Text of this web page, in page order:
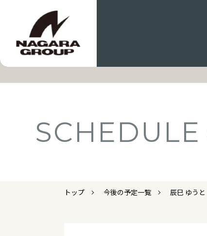
SCHEDULE
トップ 今後の予定一覧 辰巳 ゆうと